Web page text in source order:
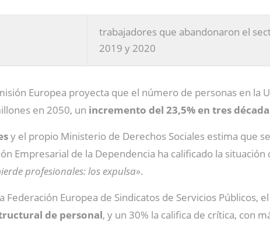
trabajadores que abandonaron el
2019 y 2020
Europea proyecta que el número de personas en la
en 2050, un incremento del 23,5% en tres
y el propio Ministerio de Derechos Sociales estima que
Empresarial de la Dependencia ha calificado la situación
profesionales: los expulsa».
Europea de Sindicatos de Servicios Públicos,
de personal, y un 30% la califica de crítica, con